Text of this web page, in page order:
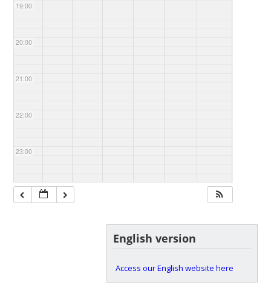
19:00
20:00
21:00
22:00
23:00
English version
Access our English website here